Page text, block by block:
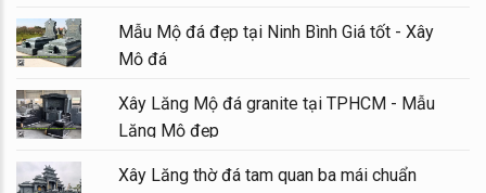
Mẫu Mộ đá đẹp tại Ninh Bình Giá tốt - Xây
Mộ đá
Xây Lăng Mộ đá granite tại TPHCM - Mẫu
Lăng Mộ đẹp
Xây Lăng thờ đá tam quan ba mái chuẩn